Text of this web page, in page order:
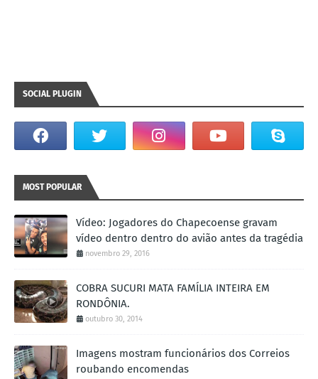
SOCIAL PLUGIN
MOST POPULAR
Vídeo: Jogadores do Chapecoense gravam
vídeo dentro dentro do avião antes da tragédia
novembro 29, 2016
COBRA SUCURI MATA FAMÍLIA INTEIRA EM
RONDÔNIA.
outubro 30, 2014
Imagens mostram funcionários dos Correios
roubando encomendas